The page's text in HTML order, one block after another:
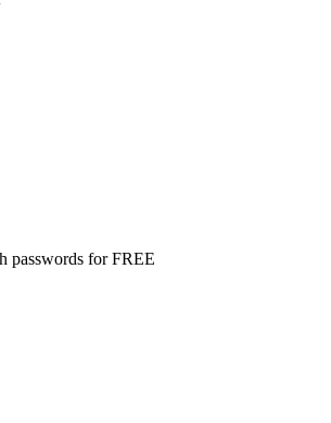
passwords for FREE